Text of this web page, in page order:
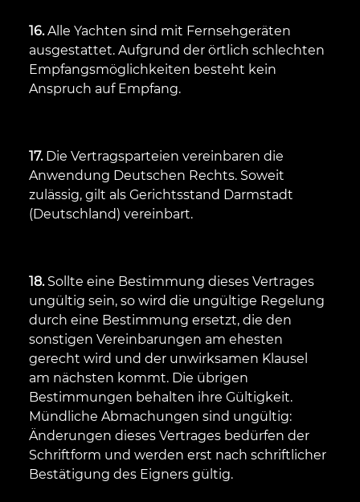
16.Alle Yachten sind mit Fernsehgeräten
ausgestattet. Aufgrund der örtlich schlechten
Empfangsmöglichkeiten besteht kein
Anspruch auf Empfang.
17.Die Vertragsparteien vereinbaren die
Anwendung Deutschen Rechts. Soweit
zulässig, gilt als Gerichtsstand Darmstadt
(Deutschland) vereinbart.
18.Sollte eine Bestimmung dieses Vertrages
ungültig sein, so wird die ungültige Regelung
durch eine Bestimmung ersetzt, die den
sonstigen Vereinbarungen am ehesten
gerecht wird und der unwirksamen Klausel
am nächsten kommt. Die übrigen
Bestimmungen behalten ihre Gültigkeit.
Mündliche Abmachungen sind ungültig:
Änderungen dieses Vertrages bedürfen der
Schriftform und werden erst nach schriftlicher
Bestätigung des Eigners gültig.